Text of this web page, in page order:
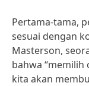
Pertama-tama,
sesuai dengan
Masterson,
bahwa
kita akan